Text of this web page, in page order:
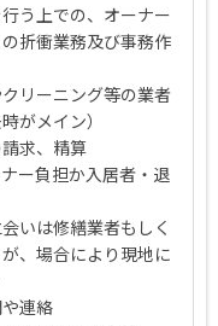
う上での、オーナー
折衝業務及び事務作
リーニング等の業者
がメイン）
求、精算
ー負担か入居者・退
いは修繕業者もしく
、場合により現地に
連絡